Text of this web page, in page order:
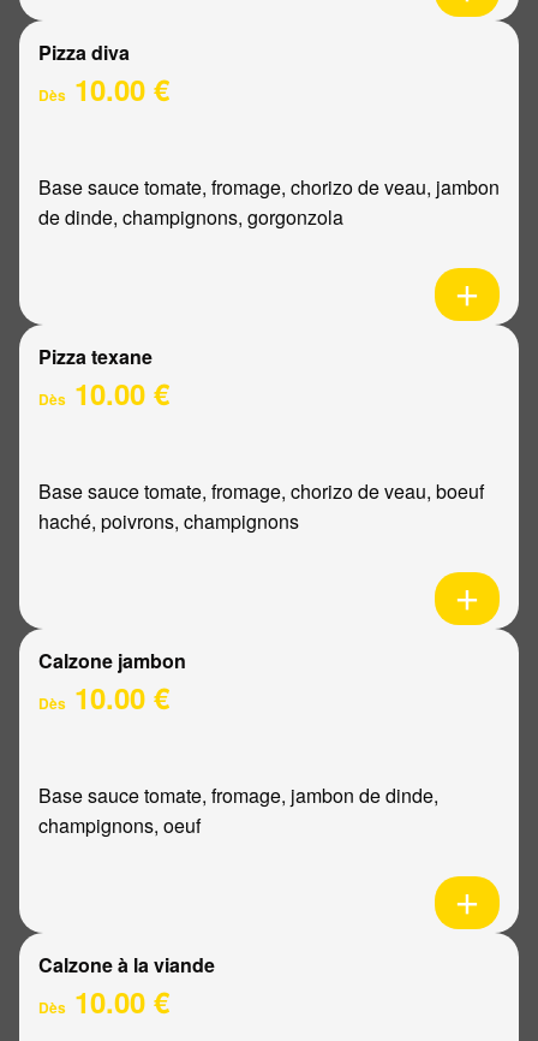
Pizza diva
Dès 10.00 €
Base sauce tomate, fromage, chorizo de veau, jambon
de dinde, champignons, gorgonzola
Pizza texane
Dès 10.00 €
Base sauce tomate, fromage, chorizo de veau, boeuf
haché, poivrons, champignons
Calzone jambon
Dès 10.00 €
Base sauce tomate, fromage, jambon de dinde,
champignons, oeuf
Calzone à la viande
Dès 10.00 €